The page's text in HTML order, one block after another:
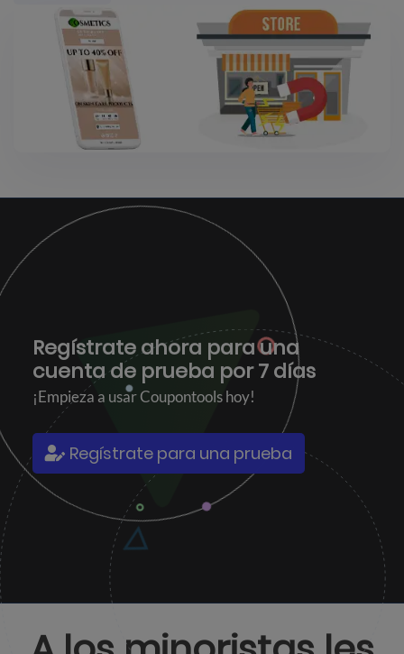
Regístrate ahora para una
cuenta de prueba por 7 días
¡Empieza a usar Coupontools hoy!
Regístrate para una prueba